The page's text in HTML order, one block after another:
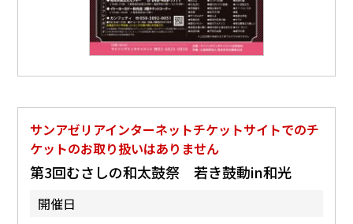
サンアゼリアインターネットチケットサイトでのチ
ケットのお取り扱いはありません
第3回むさしの和太鼓祭 若き鼓動in和光
開催日